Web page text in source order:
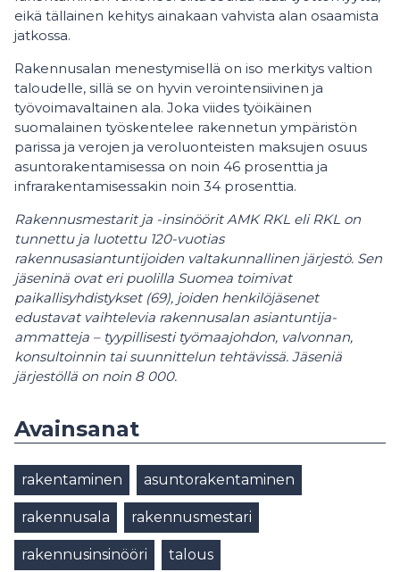
eikä tällainen kehitys ainakaan vahvista alan osaamista
jatkossa.
Rakennusalan menestymisellä on iso merkitys valtion
taloudelle, sillä se on hyvin verointensiivinen ja
työvoimavaltainen ala. Joka viides työikäinen
suomalainen työskentelee rakennetun ympäristön
parissa ja verojen ja veroluonteisten maksujen osuus
asuntorakentamisessa on noin 46 prosenttia ja
infrarakentamisessakin noin 34 prosenttia.
Rakennusmestarit ja -insinöörit AMK RKL eli RKL on
tunnettu ja luotettu 120-vuotias
rakennusasiantuntijoiden valtakunnallinen järjestö. Sen
jäseninä ovat eri puolilla Suomea toimivat
paikallisyhdistykset (69), joiden henkilöjäsenet
edustavat vaihtelevia rakennusalan asiantuntija-
ammatteja – tyypillisesti työmaajohdon, valvonnan,
konsultoinnin tai suunnittelun tehtävissä. Jäseniä
järjestöllä on noin 8 000.
Avainsanat
rakentaminen asuntorakentaminen
rakennusala rakennusmestari
rakennusinsinööri talous